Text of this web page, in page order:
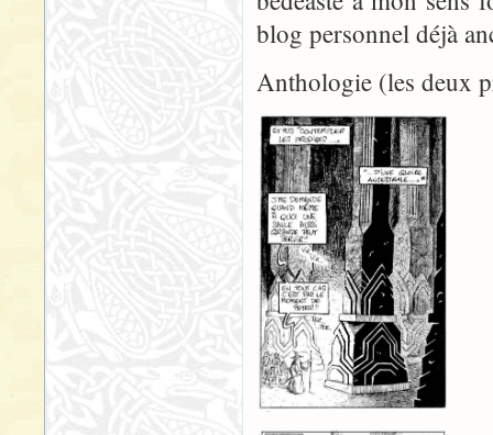
blog personnel déjà
Anthologie (les deux